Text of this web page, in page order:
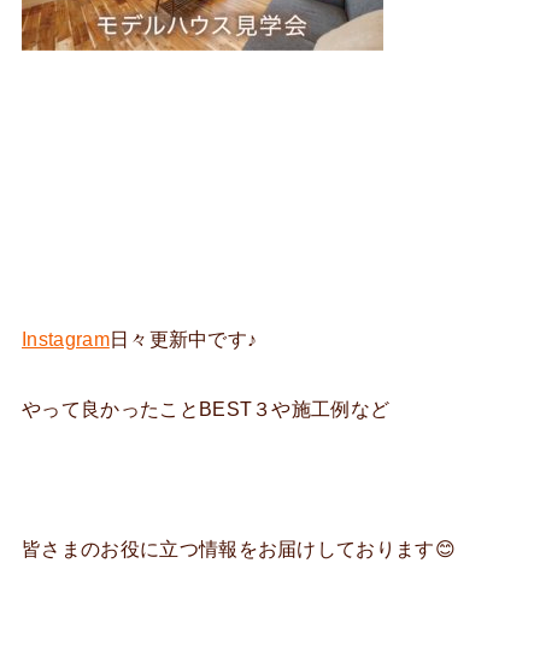
Instagram日々更新中です♪
やって良かったことBEST３や施工例など
皆さまのお役に立つ情報をお届けしております😊